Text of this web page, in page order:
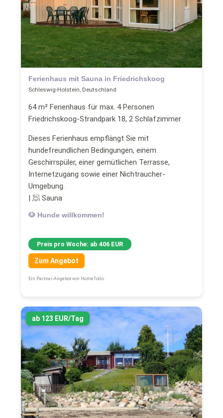
Ferienhaus mit Sauna in Friedrichskoog
Schleswig-Holstein, Deutschland
64 m² Ferienhaus für max. 4 Personen
Friedrichskoog-Strandpark 18, 2 Schlafzimmer
Dieses Ferienhaus empflängt Sie mit
hundefreundlichen Bedingungen, einem
Geschirrspüler, einer gemütlichen Terrasse,
Internetzugang sowie einer Nichtraucher-
Umgebung.
| 🧖 Sauna
🐶 Hunde willkommen!
Preis pro Woche: ab 406 EUR
Zum Angebot
Ein Partner-Angebot von HomeToGo
ab 123 EUR/Tag